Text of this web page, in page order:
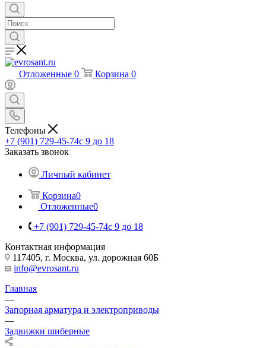
Отложенные 0 Корзина 0
Телефоны
+7 (901) 729-45-74c 9 до 18
Заказать звонок
Личный кабинет
Корзина0
Отложенные0
+7 (901) 729-45-74c 9 до 18
Контактная информация
117405, г. Москва, ул. дорожная 60Б
info@evrosant.ru
Главная
—
Запорная арматура и электроприводы
—
Задвижки шиберные